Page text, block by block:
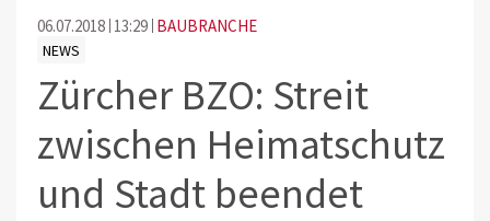
06.07.2018 13:29 BAUBRANCHE
NEWS
Zürcher BZO: Streit
zwischen Heimatschutz
und Stadt beendet